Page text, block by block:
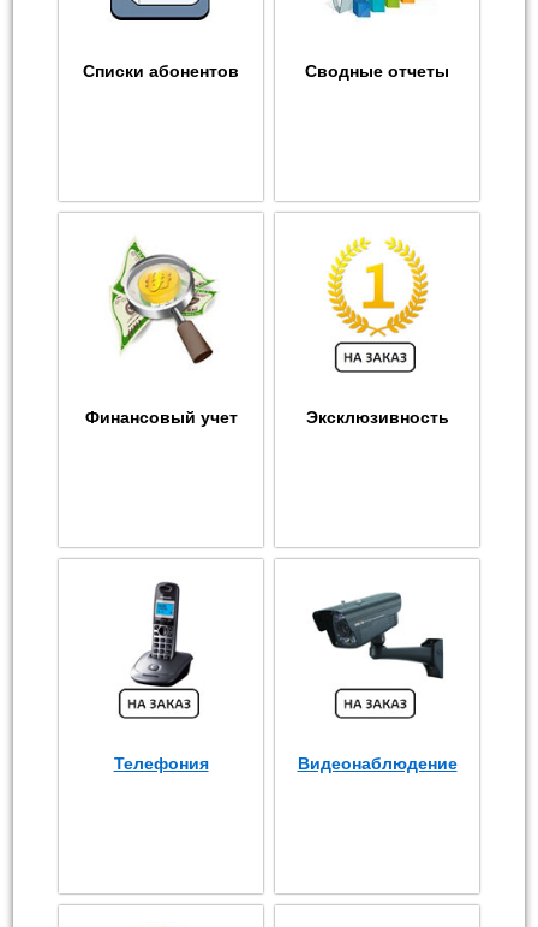
Списки абонентов Сводные отчеты
Финансовый учет Эксклюзивность
Телефония Видеонаблюдение